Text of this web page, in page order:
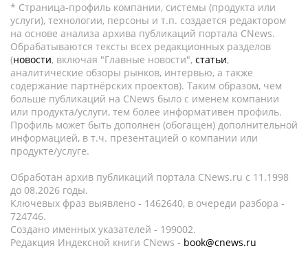
* Страница-профиль компании, системы (продукта или
услуги), технологии, персоны и т.п. создается редактором
на основе анализа архива публикаций портала CNews.
Обрабатываются тексты всех редакционных разделов
(новости, включая "Главные новости", статьи,
аналитические обзоры рынков, интервью, а также
содержание партнёрских проектов). Таким образом, чем
больше публикаций на CNews было с именем компании
или продукта/услуги, тем более информативен профиль.
Профиль может быть дополнен (обогащен) дополнительной
информацией, в т.ч. презентацией о компании или
продукте/услуге.
Обработан архив публикаций портала CNews.ru c 11.1998
до 08.2026 годы.
Ключевых фраз выявлено - 1462640, в очереди разбора -
724746.
Создано именных указателей - 199002.
Редакция Индексной книги CNews - book@cnews.ru